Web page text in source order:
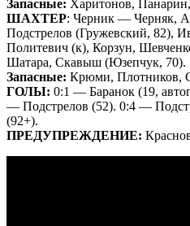
Запасные: Харитонов,
ШАХТЕР: Черник — Черняк,
Подстрелов (Гружевский, 82),
Политевич (к), Корзун,
Шатара, Скавыш (Юзепчук, 70).
Запасные: Крюми, Плотников,
ГОЛЫ: 0:1 — Баранок (19,
— Подстрелов (52). 0:4 —
(92+).
ПРЕДУПРЕЖДЕНИЕ: